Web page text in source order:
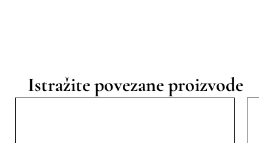
Istražite povezane proizvode